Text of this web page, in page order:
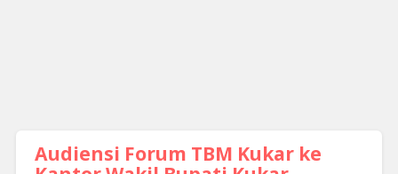
Audiensi Forum TBM Kukar ke